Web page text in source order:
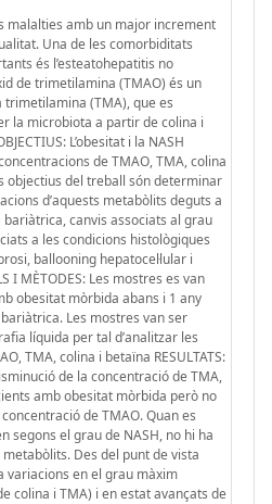
malalties amb un major increment
Una de les comorbiditats
és l’esteatohepatitis no
de trimetilamina (TMAO) és un
(TMA), que es
la microbiota a partir de colina i
L’obesitat i la NASH
de TMAO, TMA, colina
objectius del treball són determinar
d’aquests metabòlits deguts a
bariàtrica, canvis associats al grau
a les condicions histològiques
ballooning hepatocel·lular i
I MÈTODES: Les mostres es van
obesitat mòrbida abans i 1 any
Les mostres van ser
líquida per tal d’analitzar les
TMA, colina i betaïna RESULTATS:
de la concentració de TMA,
amb obesitat mòrbida però no
de TMAO. Quan es
segons el grau de NASH, no hi ha
Des del punt de vista
variacions en el grau màxim
colina i TMA) i en estat avançats de